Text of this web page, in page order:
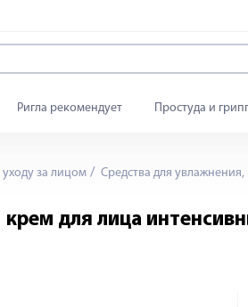
Ригла рекомендует Простуда и
за лицом Средства для
крем для лица